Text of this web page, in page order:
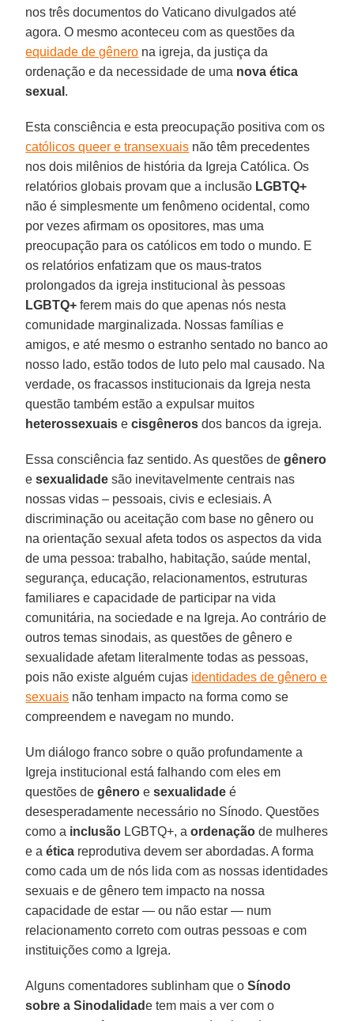
nos três documentos do Vaticano divulgados até
agora. O mesmo aconteceu com as questões da
equidade de gênero na igreja, da justiça da
ordenação e da necessidade de uma nova ética
sexual .
Esta consciência e esta preocupação positiva com os
católicos queer e transexuais não têm precedentes
nos dois milênios de história da Igreja Católica. Os
relatórios globais provam que a inclusão LGBTQ+
não é simplesmente um fenômeno ocidental, como
por vezes afirmam os opositores, mas uma
preocupação para os católicos em todo o mundo. E
os relatórios enfatizam que os maus-tratos
prolongados da igreja institucional às pessoas
LGBTQ+ ferem mais do que apenas nós nesta
comunidade marginalizada. Nossas famílias e
amigos, e até mesmo o estranho sentado no banco ao
nosso lado, estão todos de luto pelo mal causado. Na
verdade, os fracassos institucionais da Igreja nesta
questão também estão a expulsar muitos
heterossexuais ecisgêneros dos bancos da igreja.
Essa consciência faz sentido. As questões degênero
esexualidade são inevitavelmente centrais nas
nossas vidas – pessoais, civis e eclesiais. A
discriminação ou aceitação com base no gênero ou
na orientação sexual afeta todos os aspectos da vida
de uma pessoa: trabalho, habitação, saúde mental,
segurança, educação, relacionamentos, estruturas
familiares e capacidade de participar na vida
comunitária, na sociedade e na Igreja. Ao contrário de
outros temas sinodais, as questões de gênero e
sexualidade afetam literalmente todas as pessoas,
pois não existe alguém cujas identidades de gênero e
sexuais não tenham impacto na forma como se
compreendem e navegam no mundo.
Um diálogo franco sobre o quão profundamente a
Igreja institucional está falhando com eles em
questões degênero esexualidade é
desesperadamente necessário no Sínodo. Questões
como a inclusão LGBTQ+, aordenação de mulheres
e aética reprodutiva devem ser abordadas. A forma
como cada um de nós lida com as nossas identidades
sexuais e de gênero tem impacto na nossa
capacidade de estar — ou não estar — num
relacionamento correto com outras pessoas e com
instituições como a Igreja.
Alguns comentadores sublinham que oSínodo
sobre a Sinodalidade tem mais a ver com o